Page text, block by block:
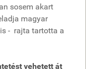
sosem akart
magyar
- rajta tartotta a
vehetett át